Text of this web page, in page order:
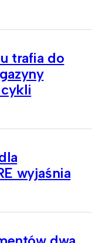
trafia do
wyjaśnia